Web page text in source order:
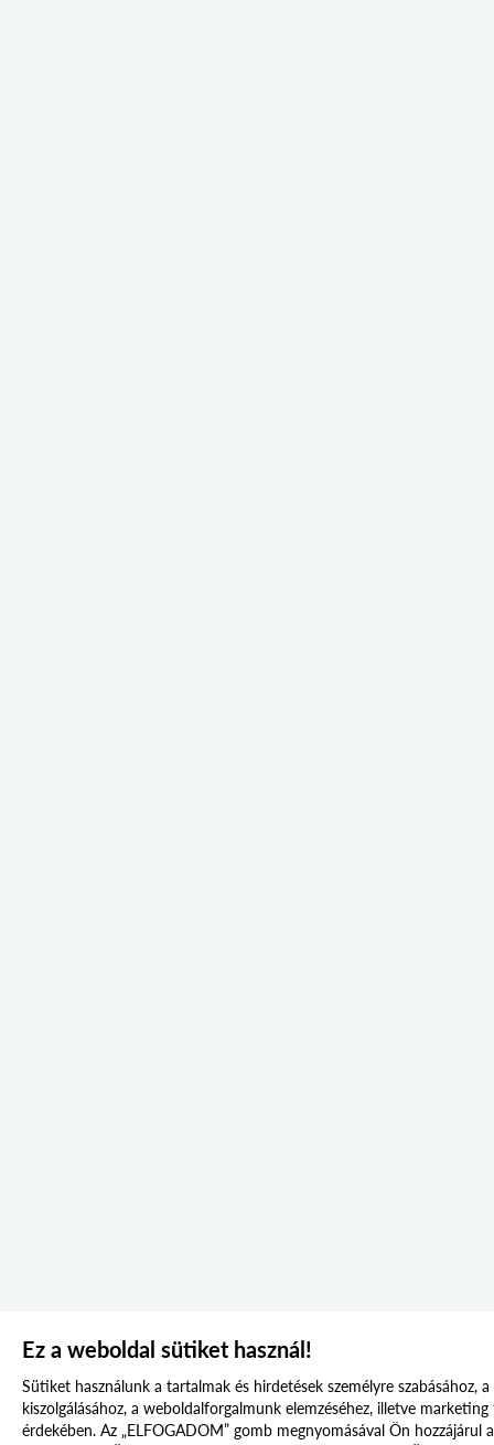
Ez a weboldal sütiket használ!
Sütiket használunk a tartalmak és hirdetések személyre szabásához,
kiszolgálásához, a weboldalforgalmunk elemzéséhez, illetve
érdekében. Az „ELFOGADOM” gomb megnyomásával Ön hozzájárul